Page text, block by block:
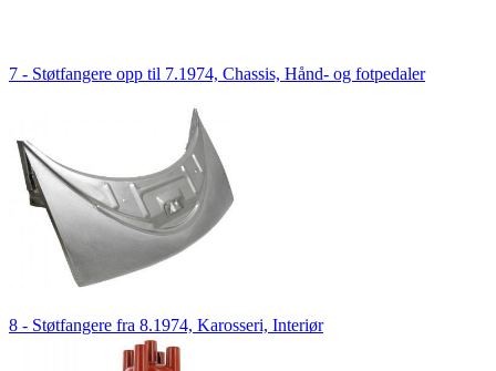
7 - Støtfangere opp til 7.1974, Chassis, Hånd- og fotpedaler
8 - Støtfangere fra 8.1974, Karosseri, Interiør